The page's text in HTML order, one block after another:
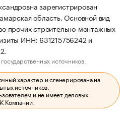
зарегистрирован
область. Основной вид
прочих строительно-монтажных
ИНН: 631215756242 и
источников.
характер и сгенерирована на
источников.
и не имеет деловых
Компании.